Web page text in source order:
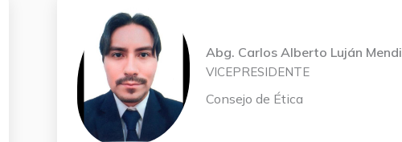
Abg. Carlos Alberto Luján
VICEPRESIDENTE
Consejo de Ética